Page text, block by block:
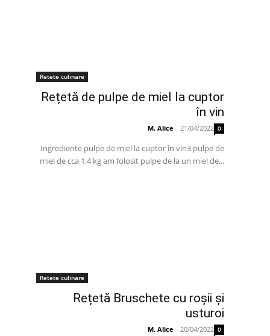
Retete culinare
Rețetă de pulpe de miel la cuptor
în vin
M. Alice - 21/04/2022 0
Ingrediente pulpe de miel la cuptor în vin3 pulpe de
miel de cca 1,4 kg am folosit pulpe de la un miel de...
Retete culinare
Rețetă Bruschete cu roșii și
usturoi
M. Alice - 20/04/2022 0